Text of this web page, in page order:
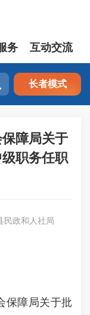
务 互动交流
长者模式
障局关于
职务任职
民政和人社局
障局关于批